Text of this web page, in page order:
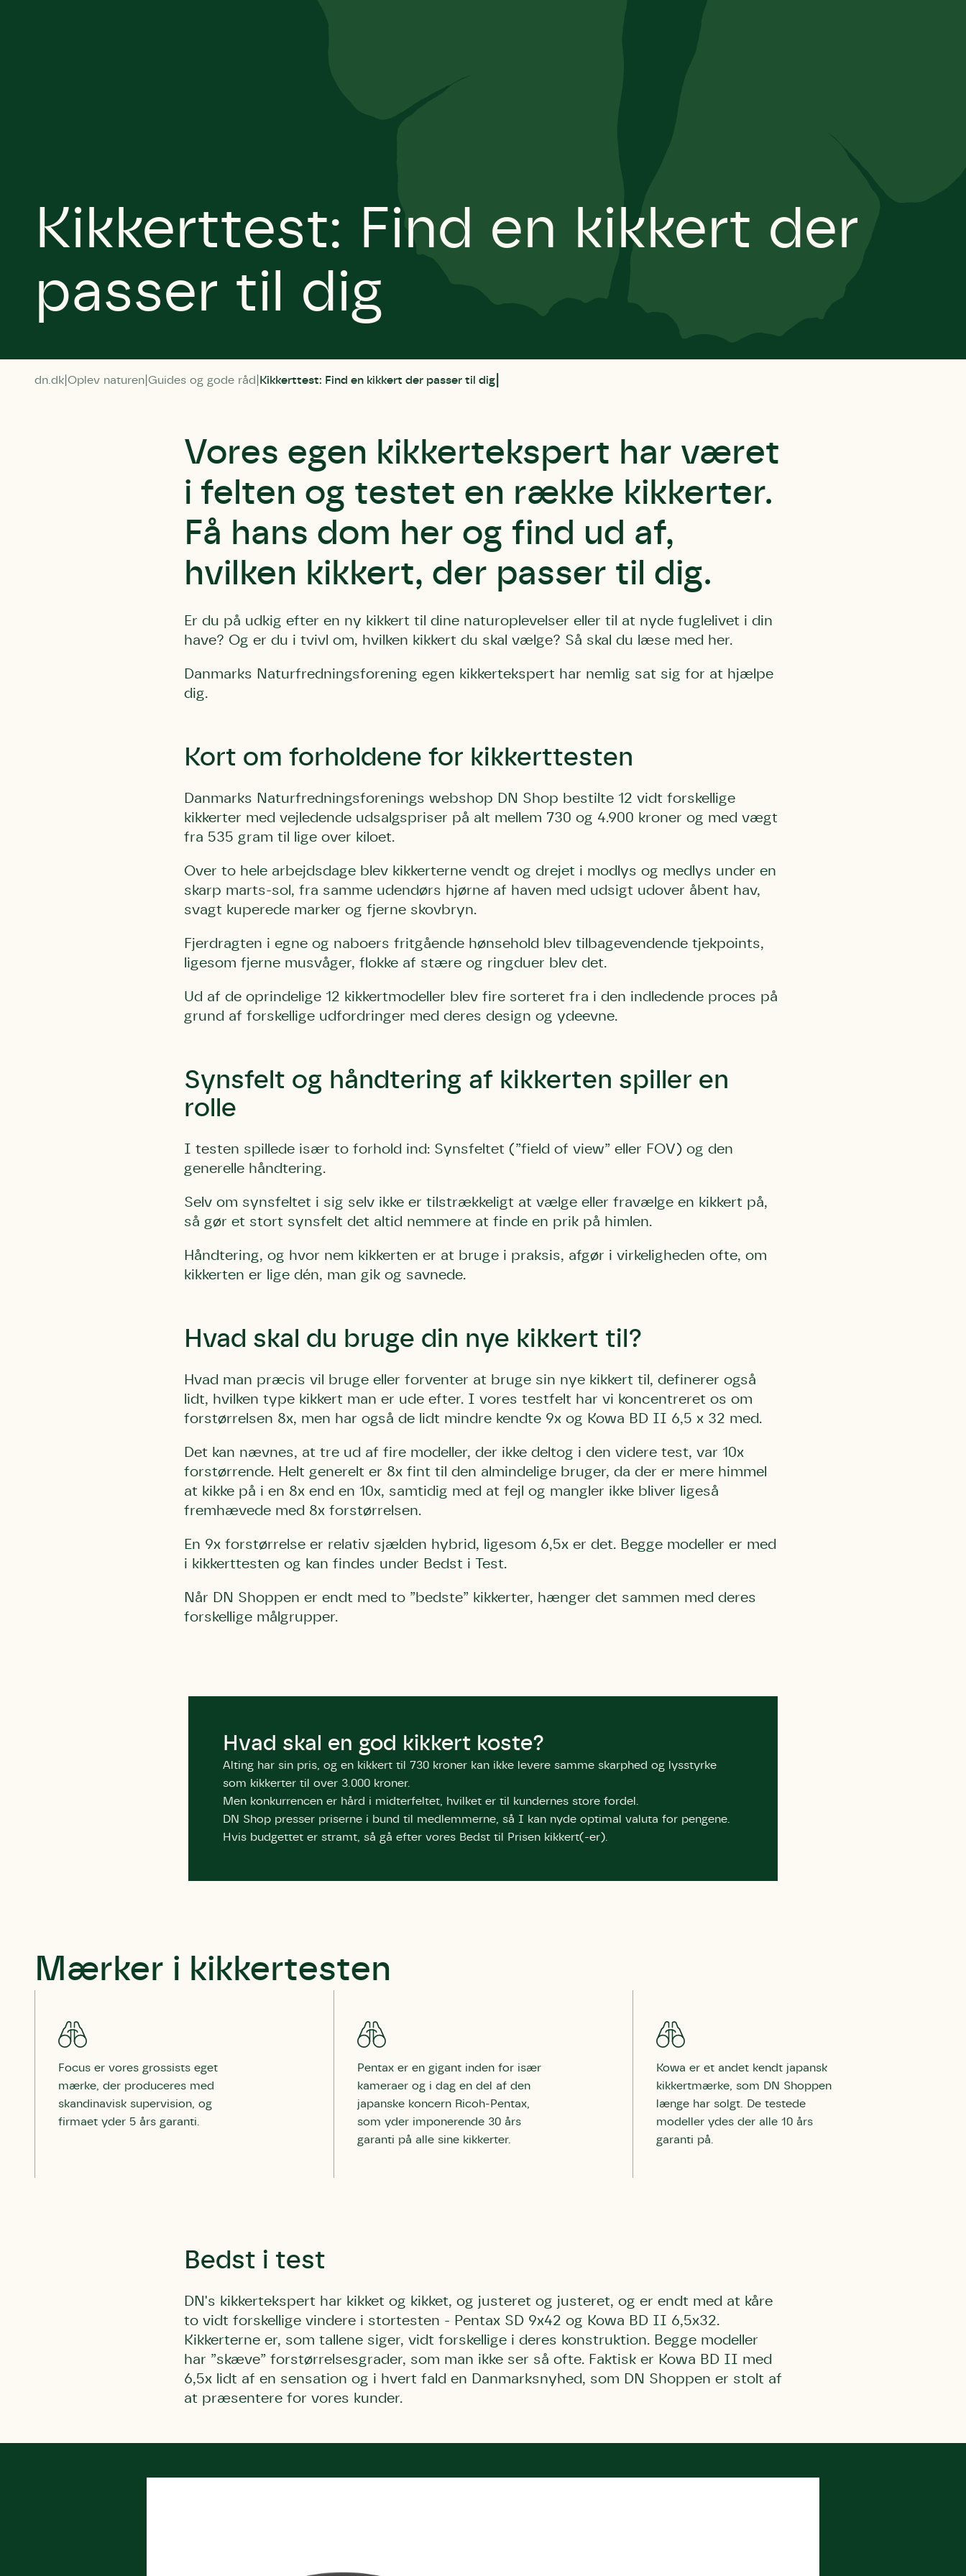
Kikkerttest: Find en kikkert der
passer til dig
dn.dk Oplev naturen Guides og gode råd Kikkerttest: Find en kikkert der passer til dig
Vores egen kikkertekspert har været
i felten og testet en række kikkerter.
Få hans dom her og find ud af,
hvilken kikkert, der passer til dig.
Er du på udkig efter en ny kikkert til dine naturoplevelser eller til at nyde fuglelivet i din
have? Og er du i tvivl om, hvilken kikkert du skal vælge? Så skal du læse med her.
Danmarks Naturfredningsforening egen kikkertekspert har nemlig sat sig for at hjælpe
dig.
Kort om forholdene for kikkerttesten
Danmarks Naturfredningsforenings webshop DN Shop bestilte 12 vidt forskellige
kikkerter med vejledende udsalgspriser på alt mellem 730 og 4.900 kroner og med vægt
fra 535 gram til lige over kiloet.
Over to hele arbejdsdage blev kikkerterne vendt og drejet i modlys og medlys under en
skarp marts-sol, fra samme udendørs hjørne af haven med udsigt udover åbent hav,
svagt kuperede marker og fjerne skovbryn.
Fjerdragten i egne og naboers fritgående hønsehold blev tilbagevendende tjekpoints,
ligesom fjerne musvåger, flokke af stære og ringduer blev det.
Ud af de oprindelige 12 kikkertmodeller blev fire sorteret fra i den indledende proces på
grund af forskellige udfordringer med deres design og ydeevne.
Synsfelt og håndtering af kikkerten spiller en
rolle
I testen spillede især to forhold ind: Synsfeltet (”field of view” eller FOV) og den
generelle håndtering.
Selv om synsfeltet i sig selv ikke er tilstrækkeligt at vælge eller fravælge en kikkert på,
så gør et stort synsfelt det altid nemmere at finde en prik på himlen.
Håndtering, og hvor nem kikkerten er at bruge i praksis, afgør i virkeligheden ofte, om
kikkerten er lige dén, man gik og savnede.
Hvad skal du bruge din nye kikkert til?
Hvad man præcis vil bruge eller forventer at bruge sin nye kikkert til, definerer også
lidt, hvilken type kikkert man er ude efter. I vores testfelt har vi koncentreret os om
forstørrelsen 8x, men har også de lidt mindre kendte 9x og Kowa BD II 6,5 x 32 med.
Det kan nævnes, at tre ud af fire modeller, der ikke deltog i den videre test, var 10x
forstørrende. Helt generelt er 8x fint til den almindelige bruger, da der er mere himmel
at kikke på i en 8x end en 10x, samtidig med at fejl og mangler ikke bliver ligeså
fremhævede med 8x forstørrelsen.
En 9x forstørrelse er relativ sjælden hybrid, ligesom 6,5x er det. Begge modeller er med
i kikkerttesten og kan findes under Bedst i Test.
Når DN Shoppen er endt med to ”bedste” kikkerter, hænger det sammen med deres
forskellige målgrupper.
Hvad skal en god kikkert koste?
Alting har sin pris, og en kikkert til 730 kroner kan ikke levere samme skarphed og lysstyrke
som kikkerter til over 3.000 kroner.
Men konkurrencen er hård i midterfeltet, hvilket er til kundernes store fordel.
DN Shop presser priserne i bund til medlemmerne, så I kan nyde optimal valuta for pengene.
Hvis budgettet er stramt, så gå efter vores Bedst til Prisen kikkert(-er).
Mærker i kikkertesten
Focus er vores grossists eget
mærke, der produceres med
skandinavisk supervision, og
firmaet yder 5 års garanti.
Pentax er en gigant inden for især
kameraer og i dag en del af den
japanske koncern Ricoh-Pentax,
som yder imponerende 30 års
garanti på alle sine kikkerter.
Kowa er et andet kendt japansk
kikkertmærke, som DN Shoppen
længe har solgt. De testede
modeller ydes der alle 10 års
garanti på.
Bedst i test
DN's kikkertekspert har kikket og kikket, og justeret og justeret, og er endt med at kåre
to vidt forskellige vindere i stortesten - Pentax SD 9x42 og Kowa BD II 6,5x32.
Kikkerterne er, som tallene siger, vidt forskellige i deres konstruktion. Begge modeller
har ”skæve” forstørrelsesgrader, som man ikke ser så ofte. Faktisk er Kowa BD II med
6,5x lidt af en sensation og i hvert fald en Danmarksnyhed, som DN Shoppen er stolt af
at præsentere for vores kunder.
Du skriver under på
Test
Hjørring
Linie 2
Skriv under (hjørring)
Efternavn
Email
Telefon
Skriv under nu
Du skriver under på
Første punkt
Endelig er kvashegnet også
et godt hjem for jordhumle,
der nok er den mest kendte
Den store humlebi – eller
brumbasse som mange
Andet punkt
Humlebier bestøver effektivt
Sund Limfjord
Fornavn
underskriftindsamlinger og andre støttemuligheder.
Skriv under nu
Du skriver under på Storken tilbage til Kolding
Efternavn
Email
Telefon
persondata@dn.dk
Skriv under nu